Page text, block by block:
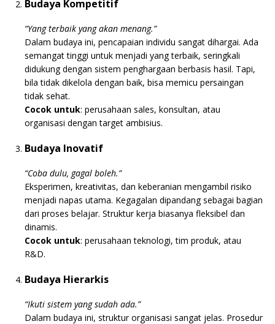
Budaya Kompetitif
“Yang terbaik yang akan menang.”
Dalam budaya ini, pencapaian individu sangat dihargai. Ada
semangat tinggi untuk menjadi yang terbaik, seringkali
didukung dengan sistem penghargaan berbasis hasil. Tapi,
bila tidak dikelola dengan baik, bisa memicu persaingan
tidak sehat.
Cocok untuk: perusahaan sales, konsultan, atau
organisasi dengan target ambisius.
Budaya Inovatif
“Coba dulu, gagal boleh.”
Eksperimen, kreativitas, dan keberanian mengambil risiko
menjadi napas utama. Kegagalan dipandang sebagai bagian
dari proses belajar. Struktur kerja biasanya fleksibel dan
dinamis.
Cocok untuk: perusahaan teknologi, tim produk, atau
R&D.
Budaya Hierarkis
“Ikuti sistem yang sudah ada.”
Dalam budaya ini, struktur organisasi sangat jelas. Prosedur